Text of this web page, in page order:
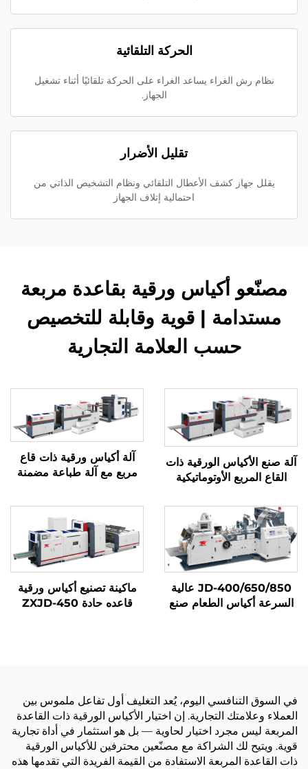
الحركة التلقائية
نظام رش الغراء يساعد الغراء على الحركة تلقائيًا أثناء تشغيل
الجهاز.
تقليل الأضرار
يقلل جهاز كشف الأعطال التلقائي ونظام التشخيص الذاتي من
احتمالية إتلاف الجهاز
مصنّعو أكياس ورقية بقاعدة مربعة
مستدامة | قوية وقابلة للتخصيص
حسب العلامة التجارية
آلة صنع الأكياس الورقية ذات
القاع المربع الأوتوماتيكية
آلة أكياس ورقية ذات قاع
مربع مع آلة طباعة مضمنة
JD-400/650/850 عالية
السرعة أكياس الطعام صنع
ماكينة تصنيع أكياس ورقية
قاعده حادة ZXJD-450
في السوق التنافسي اليوم، يُعد التغليف أول تفاعل ملموس بين
العملاء وعلامتك التجارية. إن اختيار الأكياس الورقية ذات القاعدة
المربعة ليس مجرد اختيار لحاوية — بل هو استثمار في أداة تجارية
قوية. ويتيح لك الشراكة مع مصنّعين محترفين للأكياس الورقية
ذات القاعدة المربعة الاستفادة من القيمة الفريدة التي تقدمها هذه